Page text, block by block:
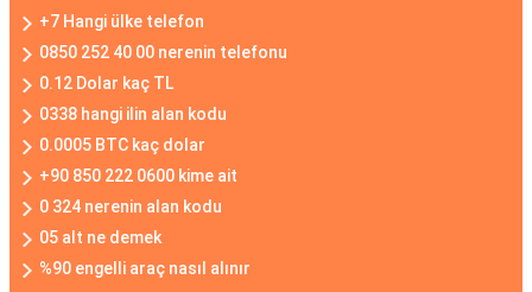
+7 Hangi ülke telefon
0850 252 40 00 nerenin telefonu
0.12 Dolar kaç TL
0338 hangi ilin alan kodu
0.0005 BTC kaç dolar
+90 850 222 0600 kime ait
0 324 nerenin alan kodu
05 alt ne demek
%90 engelli araç nasıl alınır